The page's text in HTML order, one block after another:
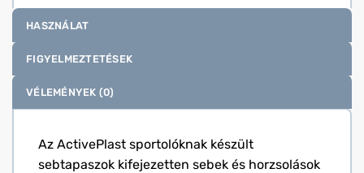
HASZNÁLAT
FIGYELMEZTETÉSEK
VÉLEMÉNYEK (0)
Az ActivePlast sportolóknak készült
sebtapaszok kifejezetten sebek és horzsolások